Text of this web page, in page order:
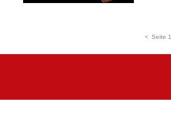
< Seite 1